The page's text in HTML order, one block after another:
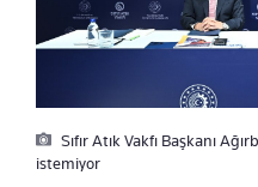
Sıfır Atık Vakfı Başkanı
istemiyor